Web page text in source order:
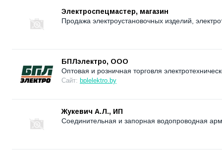
Электроспецмастер, магазин
Продажа электроустановочных изделий,
БПЛэлектро, ООО
Оптовая и розничная торговля
Сайт: bplelektro.by
Жукевич А.Л., ИП
Соединительная и запорная водопроводная